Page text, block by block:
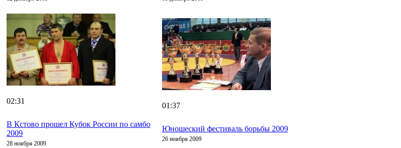
02:31
В Кстово прошел Кубок России по самбо
2009
28 ноября 2009
01:37
Юношеский фестиваль борьбы 2009
26 ноября 2009